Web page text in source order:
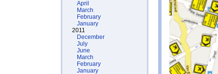
April
March
February
January
2011
December
July
June
March
February
January